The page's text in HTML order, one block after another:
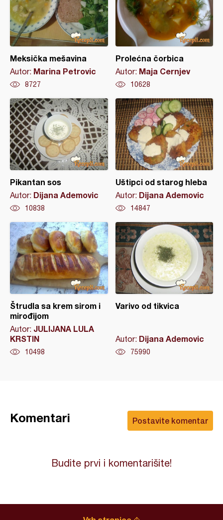
Meksička mešavina
Autor: Marina Petrovic
8727
Prolećna čorbica
Autor: Maja Cernjev
10628
Pikantan sos
Autor: Dijana Ademovic
10838
Uštipci od starog hleba
Autor: Dijana Ademovic
14847
Štrudla sa krem sirom i
mirođijom
Autor: JULIJANA LULA
KRSTIN
10498
Varivo od tikvica
Autor: Dijana Ademovic
75990
Postavite komentar
Komentari
Budite prvi i komentarišite!